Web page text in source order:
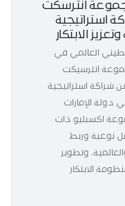
انترسكت
استراتيجية
الابتكار
العالمي في
انترسيكت
شراكة استراتيجية
دولة الإمارات
اكسبليو ذات
نوعية وربط
وتطوير
الابتكار